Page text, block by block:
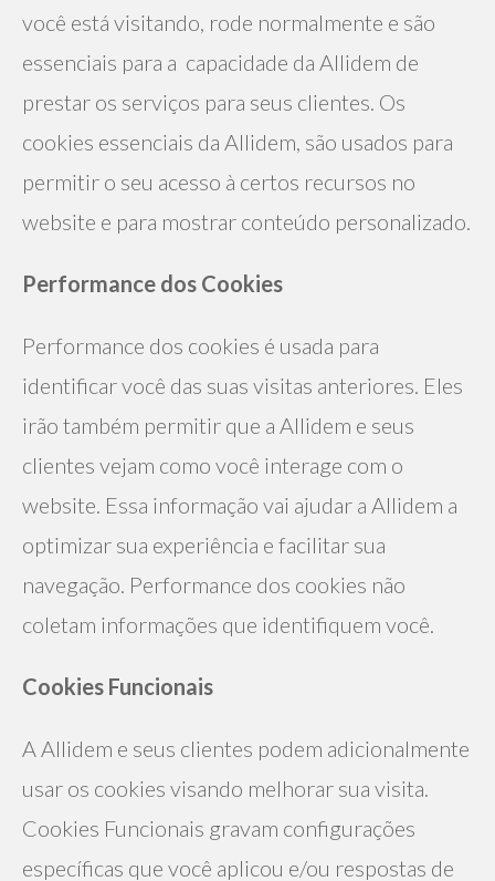
você está visitando, rode normalmente e são
essenciais para a  capacidade da Allidem de
prestar os serviços para seus clientes. Os
cookies essenciais da Allidem, são usados para
permitir o seu acesso à certos recursos no
website e para mostrar conteúdo personalizado.
Performance dos Cookies
Performance dos cookies é usada para
identificar você das suas visitas anteriores. Eles
irão também permitir que a Allidem e seus
clientes vejam como você interage com o
website. Essa informação vai ajudar a Allidem a
optimizar sua experiência e facilitar sua
navegação. Performance dos cookies não
coletam informações que identifiquem você.
Cookies Funcionais
A Allidem e seus clientes podem adicionalmente
usar os cookies visando melhorar sua visita.
Cookies Funcionais gravam configurações
específicas que você aplicou e/ou respostas de